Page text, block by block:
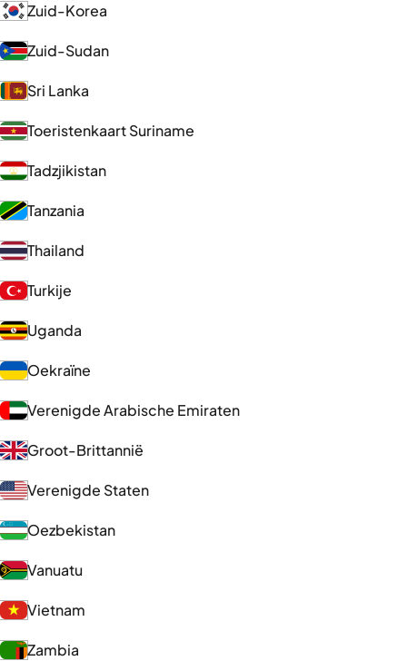
Zuid-Korea
Zuid-Sudan
Sri Lanka
Toeristenkaart Suriname
Tadzjikistan
Tanzania
Thailand
Turkije
Uganda
Oekraïne
Verenigde Arabische Emiraten
Groot-Brittannië
Verenigde Staten
Oezbekistan
Vanuatu
Vietnam
Zambia